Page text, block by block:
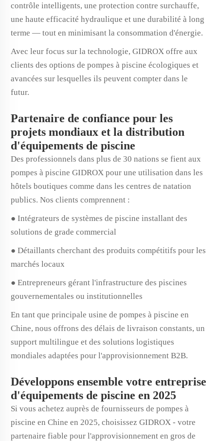
contrôle intelligents, une protection contre surchauffe,
une haute efficacité hydraulique et une durabilité à long
terme — tout en minimisant la consommation d'énergie.
Avec leur focus sur la technologie, GIDROX offre aux
clients des options de pompes à piscine écologiques et
avancées sur lesquelles ils peuvent compter dans le
futur.
Partenaire de confiance pour les
projets mondiaux et la distribution
d'équipements de piscine
Des professionnels dans plus de 30 nations se fient aux
pompes à piscine GIDROX pour une utilisation dans les
hôtels boutiques comme dans les centres de natation
publics. Nos clients comprennent :
● Intégrateurs de systèmes de piscine installant des
solutions de grade commercial
● Détaillants cherchant des produits compétitifs pour les
marchés locaux
● Entrepreneurs gérant l'infrastructure des piscines
gouvernementales ou institutionnelles
En tant que principale usine de pompes à piscine en
Chine, nous offrons des délais de livraison constants, un
support multilingue et des solutions logistiques
mondiales adaptées pour l'approvisionnement B2B.
Développons ensemble votre entreprise
d'équipements de piscine en 2025
Si vous achetez auprès de fournisseurs de pompes à
piscine en Chine en 2025, choisissez GIDROX - votre
partenaire fiable pour l'approvisionnement en gros de